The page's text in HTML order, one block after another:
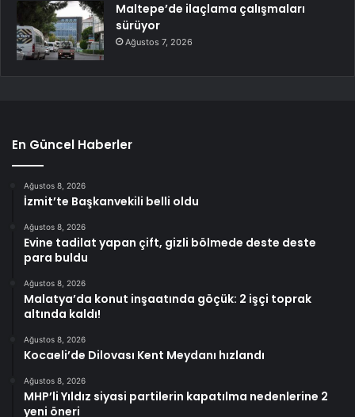
Maltepe’de ilaçlama çalışmaları
sürüyor
Ağustos 7, 2026
En Güncel Haberler
Ağustos 8, 2026
İzmit’te Başkanvekili belli oldu
Ağustos 8, 2026
Evine tadilat yapan çift, gizli bölmede deste deste
para buldu
Ağustos 8, 2026
Malatya’da konut inşaatında göçük: 2 işçi toprak
altında kaldı!
Ağustos 8, 2026
Kocaeli’de Dilovası Kent Meydanı hızlandı
Ağustos 8, 2026
MHP’li Yıldız siyasi partilerin kapatılma nedenlerine 2
yeni öneri